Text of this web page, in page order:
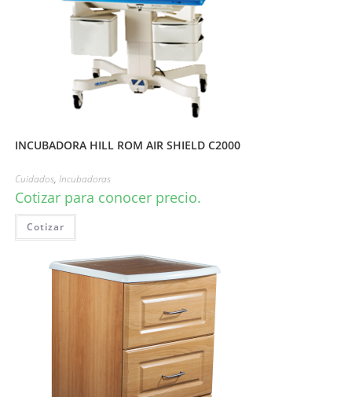
INCUBADORA HILL ROM AIR SHIELD C2000
Cuidados, Incubadoras
Cotizar para conocer precio.
Cotizar